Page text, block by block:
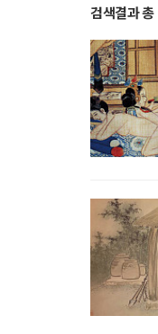
검색결과 총